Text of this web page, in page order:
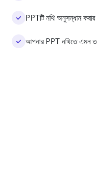
PPTটি নথি অনুসন্ধান
আপনার PPT নথিতে এমন